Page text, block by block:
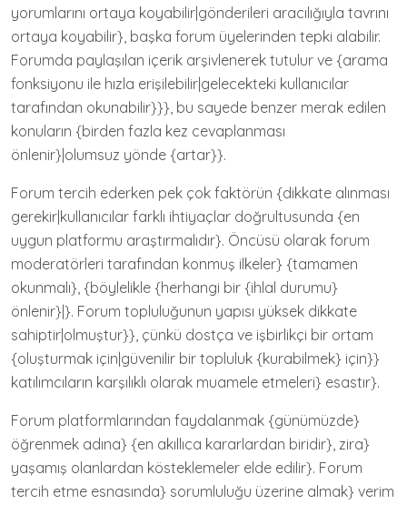
yorumlarını ortaya koyabilir|gönderileri aracılığıyla tavrını
ortaya koyabilir}, başka forum üyelerinden tepki alabilir.
Forumda paylaşılan içerik arşivlenerek tutulur ve {arama
fonksiyonu ile hızla erişilebilir|gelecekteki kullanıcılar
tarafından okunabilir}}}, bu sayede benzer merak edilen
konuların {birden fazla kez cevaplanması
önlenir}|olumsuz yönde {artar}}.
Forum tercih ederken pek çok faktörün {dikkate alınması
gerekir|kullanıcılar farklı ihtiyaçlar doğrultusunda {en
uygun platformu araştırmalıdır}. Öncüsü olarak forum
moderatörleri tarafından konmuş ilkeler} {tamamen
okunmalı}, {böylelikle {herhangi bir {ihlal durumu}
önlenir}|}. Forum topluluğunun yapısı yüksek dikkate
sahiptir|olmuştur}}, çünkü dostça ve işbirlikçi bir ortam
{oluşturmak için|güvenilir bir topluluk {kurabilmek} için}}
katılımcıların karşılıklı olarak muamele etmeleri} esastır}.
Forum platformlarından faydalanmak {günümüzde}
öğrenmek adına} {en akıllıca kararlardan biridir}, zira}
yaşamış olanlardan kösteklemeler elde edilir}. Forum
tercih etme esnasında} sorumluluğu üzerine almak} verim